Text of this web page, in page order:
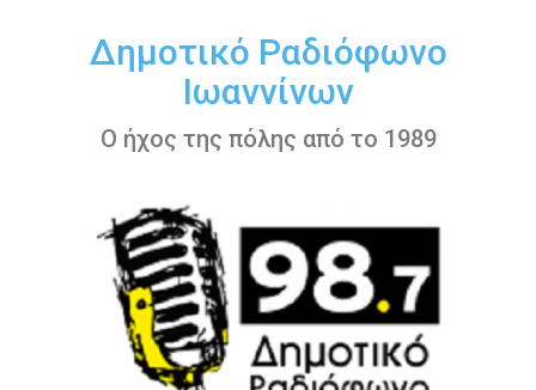
περιεχόμενοΔημοτικό Ραδιόφωνο
Ιωαννίνων
Ο ήχος της πόλης από το 1989